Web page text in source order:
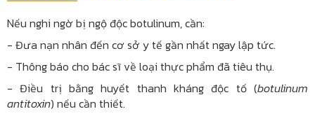
Nếu nghi ngờ bị ngộ độc botulinum, cần:
- Đưa nạn nhân đến cơ sở y tế gần nhất ngay lập tức.
- Thông báo cho bác sĩ về loại thực phẩm đã tiêu thụ.
- Điều trị bằng huyết thanh kháng độc tố (botulinum
antitoxin) nếu cần thiết.